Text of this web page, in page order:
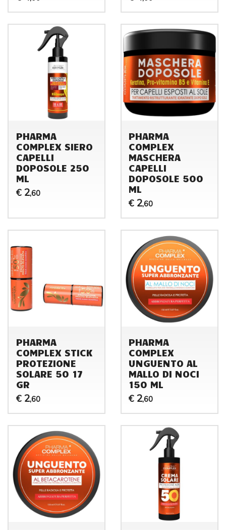
PHARMA
COMPLEX SIERO
CAPELLI
DOPOSOLE 250
ML
€ 2,60
PHARMA
COMPLEX
MASCHERA
CAPELLI
DOPOSOLE 500
ML
€ 2,60
PHARMA
COMPLEX STICK
PROTEZIONE
SOLARE 50 17
GR
€ 2,60
PHARMA
COMPLEX
UNGUENTO AL
MALLO DI NOCI
150 ML
€ 2,60